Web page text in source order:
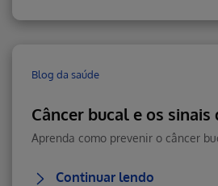
Blog da saúde
Câncer bucal e os sinais
Continuar lendo